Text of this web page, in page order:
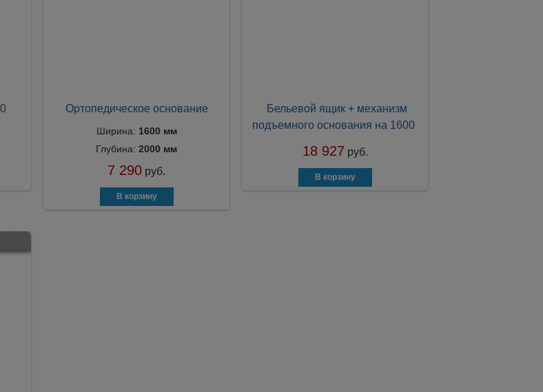
Ортопедическое основание
Ширина: 1600 мм
Глубина: 2000 мм
7 290 руб.
Бельевой ящик + механизм
подъемного основания на 1600
18 927 руб.